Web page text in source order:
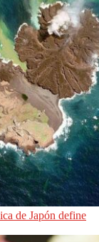
de Japón define